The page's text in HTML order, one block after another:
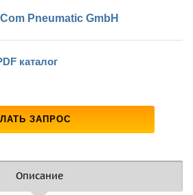
Pneumatic GmbH
каталог
ЗАПРОС
Описание